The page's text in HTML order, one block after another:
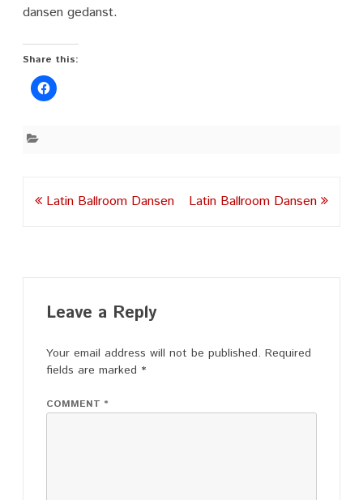
dansen gedanst.
Share this:
PostLatin Ballroom Dansen Latin Ballroom Dansen
Leave a Reply
Your email address will not be published. Required
fields are marked *
COMMENT *